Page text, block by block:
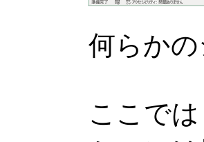
何らか
ここで